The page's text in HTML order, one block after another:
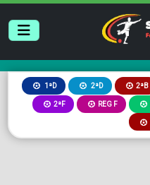
1ªD 2ªD 2ªB
2ªF REG F